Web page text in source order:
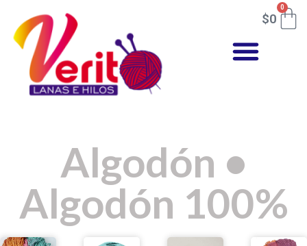
$0
0
Algodón •
Algodón 100%